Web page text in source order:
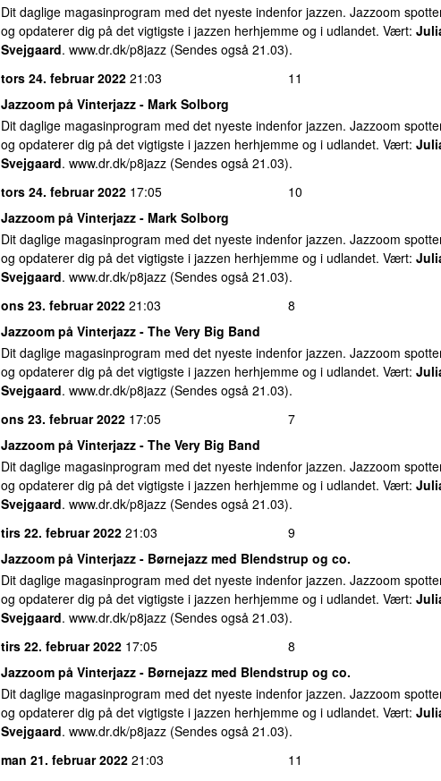
Dit daglige magasinprogram med det nyeste indenfor jazzen. Jazzoom
og opdaterer dig på det vigtigste i jazzen herhjemme og i udlandet. Vært:
Svejgaard. www.dr.dk/p8jazz (Sendes også 21.03).
tors 24. februar 2022 21:03
11
Jazzoom på Vinterjazz - Mark Solborg
Dit daglige magasinprogram med det nyeste indenfor jazzen. Jazzoom
og opdaterer dig på det vigtigste i jazzen herhjemme og i udlandet. Vært:
Svejgaard. www.dr.dk/p8jazz (Sendes også 21.03).
tors 24. februar 2022 17:05
10
Jazzoom på Vinterjazz - Mark Solborg
Dit daglige magasinprogram med det nyeste indenfor jazzen. Jazzoom
og opdaterer dig på det vigtigste i jazzen herhjemme og i udlandet. Vært:
Svejgaard. www.dr.dk/p8jazz (Sendes også 21.03).
ons 23. februar 2022 21:03
8
Jazzoom på Vinterjazz - The Very Big Band
Dit daglige magasinprogram med det nyeste indenfor jazzen. Jazzoom
og opdaterer dig på det vigtigste i jazzen herhjemme og i udlandet. Vært:
Svejgaard. www.dr.dk/p8jazz (Sendes også 21.03).
ons 23. februar 2022 17:05
7
Jazzoom på Vinterjazz - The Very Big Band
Dit daglige magasinprogram med det nyeste indenfor jazzen. Jazzoom
og opdaterer dig på det vigtigste i jazzen herhjemme og i udlandet. Vært:
Svejgaard. www.dr.dk/p8jazz (Sendes også 21.03).
tirs 22. februar 2022 21:03
9
Jazzoom på Vinterjazz - Børnejazz med Blendstrup og co.
Dit daglige magasinprogram med det nyeste indenfor jazzen. Jazzoom
og opdaterer dig på det vigtigste i jazzen herhjemme og i udlandet. Vært:
Svejgaard. www.dr.dk/p8jazz (Sendes også 21.03).
tirs 22. februar 2022 17:05
8
Jazzoom på Vinterjazz - Børnejazz med Blendstrup og co.
Dit daglige magasinprogram med det nyeste indenfor jazzen. Jazzoom
og opdaterer dig på det vigtigste i jazzen herhjemme og i udlandet. Vært:
Svejgaard. www.dr.dk/p8jazz (Sendes også 21.03).
man 21. februar 2022 21:03
11